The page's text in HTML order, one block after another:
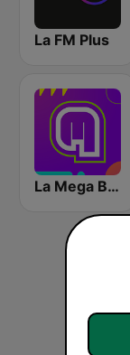
La FM Plus
La Mega Bogotá